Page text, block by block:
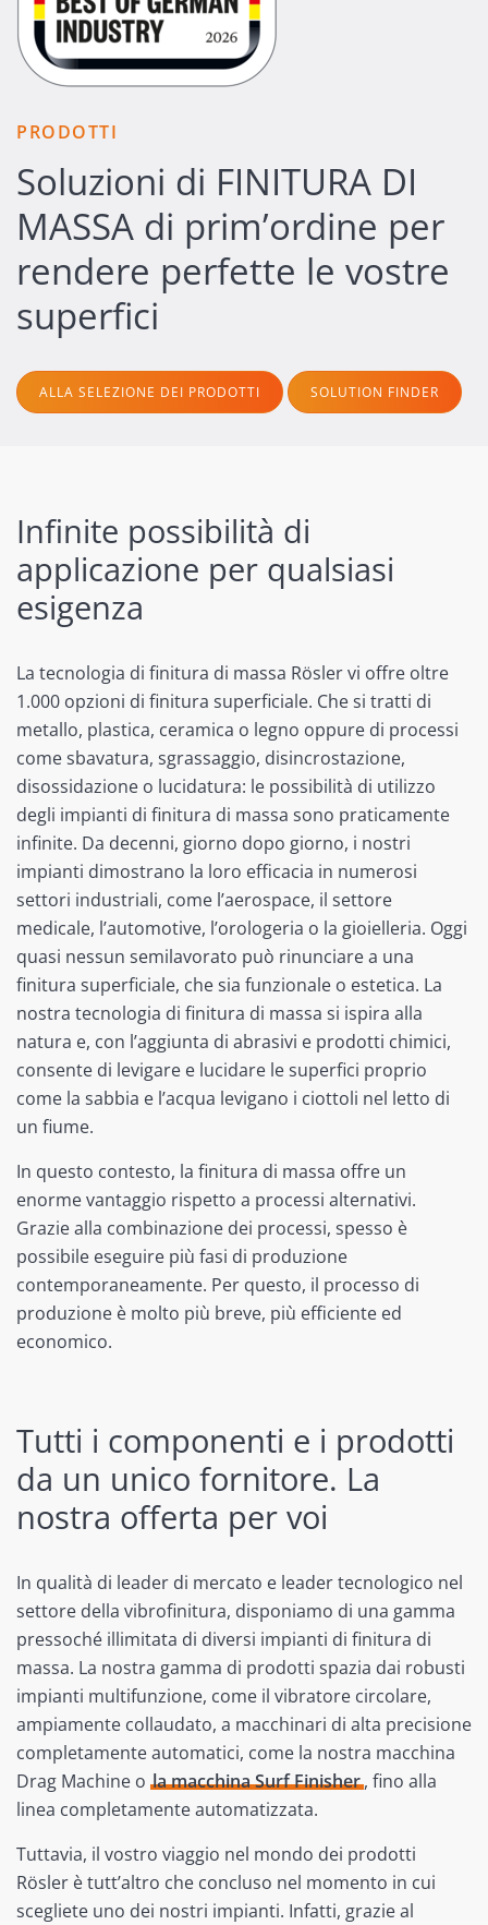
PRODOTTI
Soluzioni di FINITURA DI
MASSA di prim’ordine per
rendere perfette le vostre
superfici
ALLA SELEZIONE DEI PRODOTTI SOLUTION FINDER
Infinite possibilità di
applicazione per qualsiasi
esigenza
La tecnologia di finitura di massa Rösler vi offre oltre
1.000 opzioni di finitura superficiale. Che si tratti di
metallo, plastica, ceramica o legno oppure di processi
come sbavatura, sgrassaggio, disincrostazione,
disossidazione o lucidatura: le possibilità di utilizzo
degli impianti di finitura di massa sono praticamente
infinite. Da decenni, giorno dopo giorno, i nostri
impianti dimostrano la loro efficacia in numerosi
settori industriali, come l’aerospace, il settore
medicale, l’automotive, l’orologeria o la gioielleria. Oggi
quasi nessun semilavorato può rinunciare a una
finitura superficiale, che sia funzionale o estetica. La
nostra tecnologia di finitura di massa si ispira alla
natura e, con l’aggiunta di abrasivi e prodotti chimici,
consente di levigare e lucidare le superfici proprio
come la sabbia e l’acqua levigano i ciottoli nel letto di
un fiume.
In questo contesto, la finitura di massa offre un
enorme vantaggio rispetto a processi alternativi.
Grazie alla combinazione dei processi, spesso è
possibile eseguire più fasi di produzione
contemporaneamente. Per questo, il processo di
produzione è molto più breve, più efficiente ed
economico.
Tutti i componenti e i prodotti
da un unico fornitore. La
nostra offerta per voi
In qualità di leader di mercato e leader tecnologico nel
settore della vibrofinitura, disponiamo di una gamma
pressoché illimitata di diversi impianti di finitura di
massa. La nostra gamma di prodotti spazia dai robusti
impianti multifunzione, come il vibratore circolare,
ampiamente collaudato, a macchinari di alta precisione
completamente automatici, come la nostra macchina
Drag Machine o la macchina Surf Finisher, fino alla
linea completamente automatizzata.
Tuttavia, il vostro viaggio nel mondo dei prodotti
Rösler è tutt’altro che concluso nel momento in cui
scegliete uno dei nostri impianti. Infatti, grazie al